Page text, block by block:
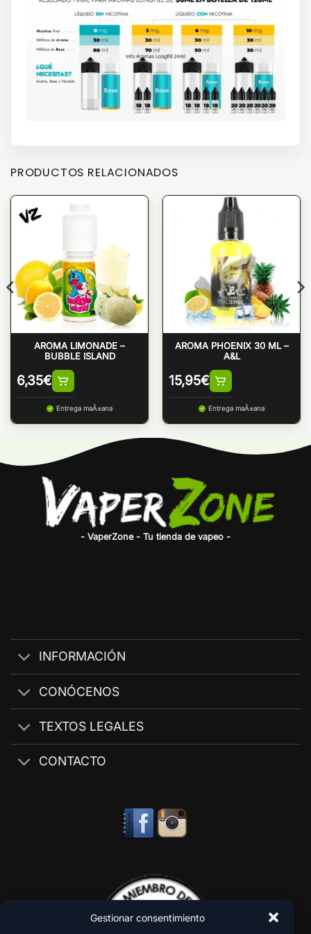
Gestionar consentimiento
PRODUCTOS RELACIONADOS
AROMA LIMONADE –
BUBBLE ISLAND
6,35€
Entrega maÃ±ana
AROMA PHOENIX 30 ML –
A&L
15,95€
Entrega maÃ±ana
- VaperZone - Tu tienda de vapeo -
INFORMACIÓN
CONÓCENOS
TEXTOS LEGALES
CONTACTO